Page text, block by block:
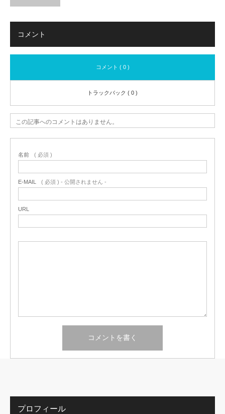
コメント
コメント ( 0 )
トラックバック ( 0 )
この記事へのコメントはありません。
名前 ( 必須 )
E-MAIL ( 必須 ) - 公開されません -
URL
プロフィール